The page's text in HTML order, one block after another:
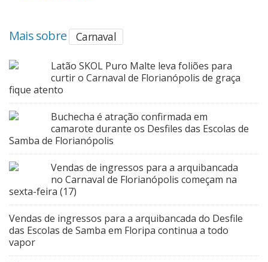
Mais sobre Carnaval
Latão SKOL Puro Malte leva foliões para
curtir o Carnaval de Florianópolis de graça
fique atento
Buchecha é atração confirmada em
camarote durante os Desfiles das Escolas de
Samba de Florianópolis
Vendas de ingressos para a arquibancada
no Carnaval de Florianópolis começam na
sexta-feira (17)
Vendas de ingressos para a arquibancada do Desfile
das Escolas de Samba em Floripa continua a todo
vapor